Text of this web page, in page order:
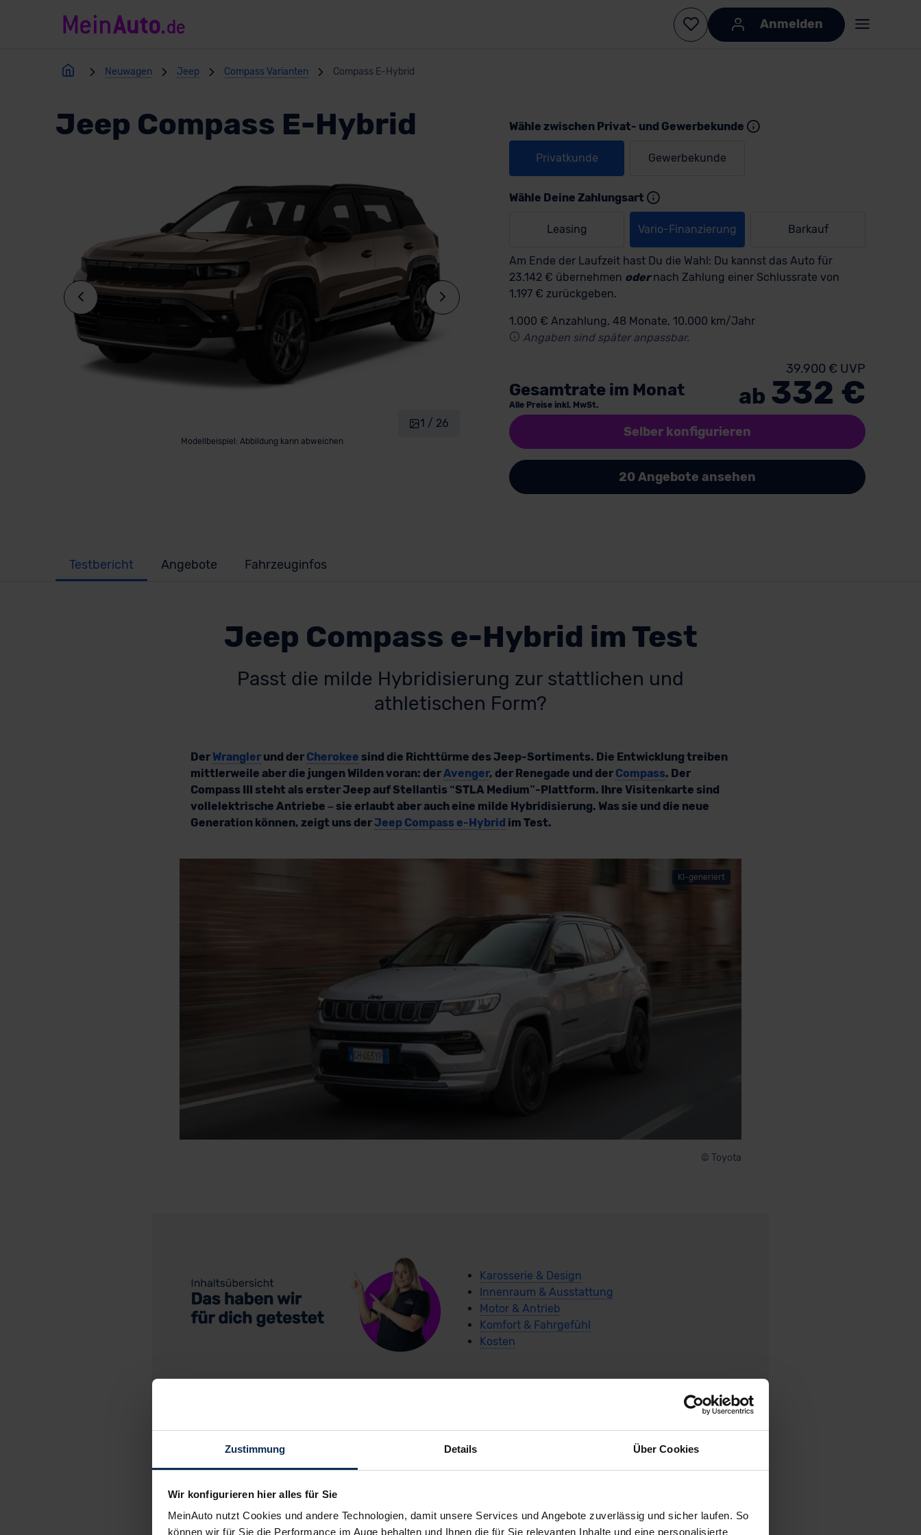
Zustimmung Details Über Cookies
Wir konfigurieren hier alles für Sie
MeinAuto nutzt Cookies und andere Technologien, damit unsere Services und Angebote zuverlässig und sicher laufen. So
können wir für Sie die Performance im Auge behalten und Ihnen die für Sie relevanten Inhalte und eine personalisierte
Anmelden
Neuwagen Jeep Compass Varianten Compass E-Hybrid
Jeep Compass E-Hybrid
Modellbeispiel: Abbildung kann abweichen
1 / 26
Wähle zwischen Privat- und Gewerbekunde
Privatkunde Gewerbekunde
Wähle Deine Zahlungsart
Leasing Vario-Finanzierung Barkauf
Am Ende der Laufzeit hast Du die Wahl: Du kannst das Auto für
23.142 € übernehmen odernach Zahlung einer Schlussrate von
1.197 € zurückgeben.
1.000 € Anzahlung, 48 Monate, 10.000 km/Jahr
Angaben sind später anpassbar.
Gesamtrate im Monat
Alle Preise inkl. MwSt.
39.900 € UVP
ab 332 €
Selber konfigurieren
20 Angebote ansehen
Testbericht Angebote Fahrzeuginfos
Jeep Compass e-Hybrid im Test
Passt die milde Hybridisierung zur stattlichen und
athletischen Form?
DerWrangler und der Cherokee sind die Richttürme des Jeep-Sortiments. Die Entwicklung treiben
mittlerweile aber die jungen Wilden voran: derAvenger, der Renegade und der Compass. Der
Compass III steht als erster Jeep auf Stellantis “STLA Medium”-Plattform. Ihre Visitenkarte sind
vollelektrische Antriebe – sie erlaubt aber auch eine milde Hybridisierung. Was sie und die neue
Generation können, zeigt uns derJeep Compass e-Hybrid im Test.
KI-generiert
© Toyota
Karosserie & Design
Innenraum & Ausstattung
Motor & Antrieb
Komfort & Fahrgefühl
Kosten
CarCoach-Schnellcheck
Jeep Compass e-Hybrid